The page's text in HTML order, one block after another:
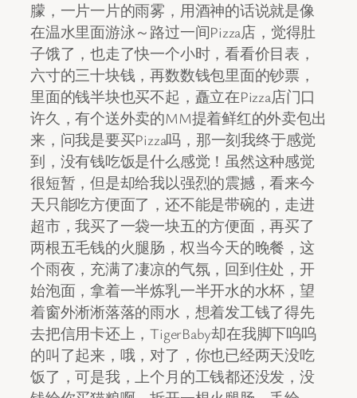
朦，一片一片的雨雾，用酒神的话说就是像
在温水里面游泳～路过一间Pizza店，觉得肚
子饿了，也走了快一个小时，看看价目表，
六寸的三十块钱，再数数钱包里面的钞票，
里面的钱半块也买不起，矗立在Pizza店门口
许久，有个送外卖的MM提着鲜红的外卖包出
来，问我是要买Pizza吗，那一刻我终于感觉
到，没有钱吃饭是什么感觉！虽然这种感觉
很短暂，但是却给我以强烈的震撼，看来今
天只能吃方便面了，还不能是带碗的，走进
超市，我买了一袋一块五的方便面，再买了
两根五毛钱的火腿肠，权当今天的晚餐，这
个雨夜，充满了凄凉的气氛，回到住处，开
始泡面，拿着一半炼乳一半开水的水杯，望
着窗外淅淅落落的雨水，想着发工钱了得先
去把信用卡还上，TigerBaby却在我脚下呜呜
的叫了起来，哦，对了，你也已经两天没吃
饭了，可是我，上个月的工钱都还没发，没